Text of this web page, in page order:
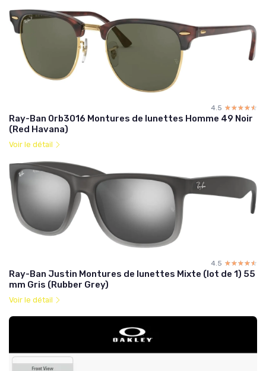
4.5 ☆☆☆☆☆
★★★★★
Ray-Ban 0rb3016 Montures de lunettes Homme 49 Noir
(Red Havana)
Voir le détail
4.5 ☆☆☆☆☆
★★★★★
Ray-Ban Justin Montures de lunettes Mixte (lot de 1) 55
mm Gris (Rubber Grey)
Voir le détail